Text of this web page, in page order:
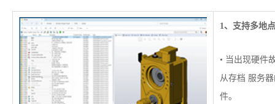
1、支持多地
• 当出现硬件
从存档 服务
件。